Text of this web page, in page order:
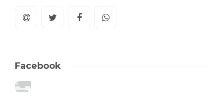
Facebook